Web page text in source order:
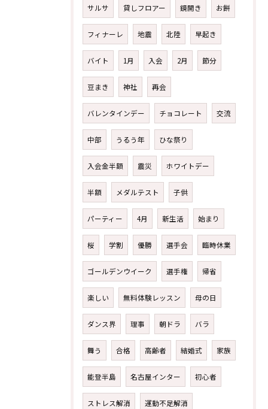
サルサ 貸しフロアー 鏡開き お餅
フィナーレ 地震 北陸 早起き
バイト 1月 入会 2月 節分
豆まき 神社 再会
バレンタインデー チョコレート 交流
中部 うるう年 ひな祭り
入会金半額 震災 ホワイトデー
半額 メダルテスト 子供
パーティー 4月 新生活 始まり
桜 学割 優勝 選手会 臨時休業
ゴールデンウイーク 選手権 帰省
楽しい 無料体験レッスン 母の日
ダンス界 理事 朝ドラ バラ
舞う 合格 高齢者 結婚式 家族
能登半島 名古屋インター 初心者
ストレス解消 運動不足解消